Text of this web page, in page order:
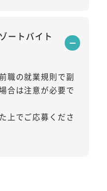
ートバイト
職の就業規則で副
合は注意が必要で
上でご応募くださ